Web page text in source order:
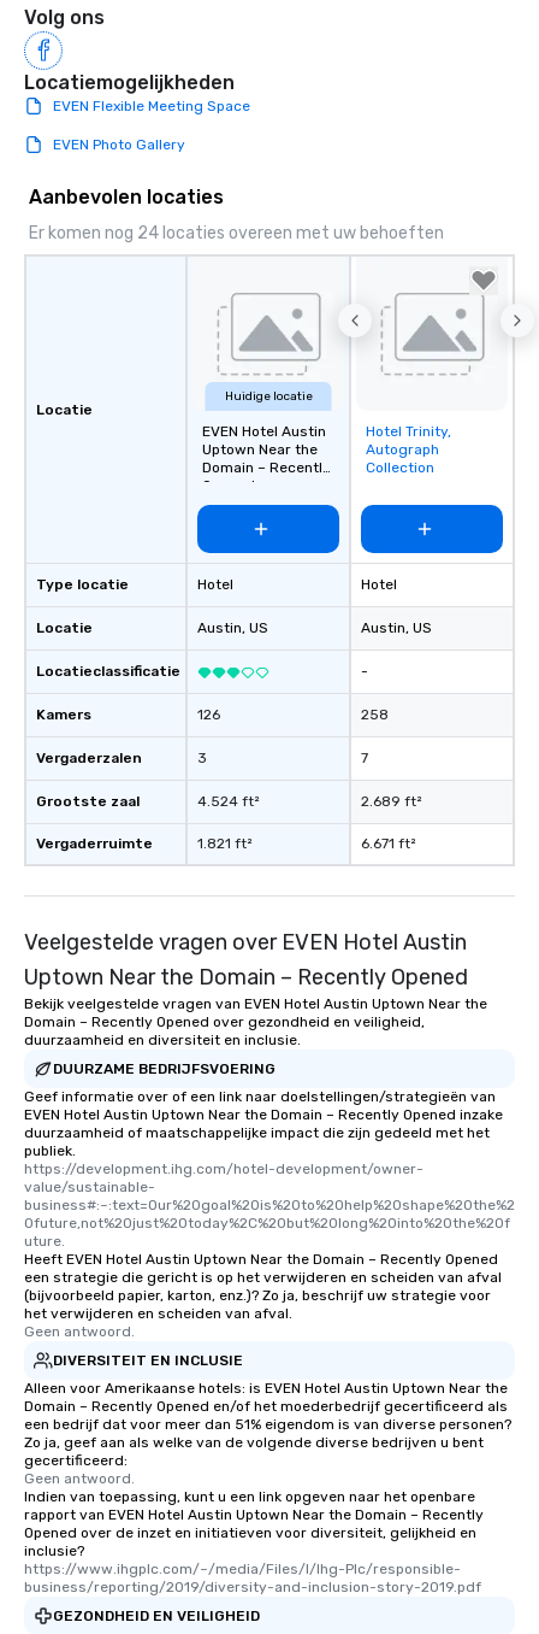
Volg ons
Locatiemogelijkheden
EVEN Flexible Meeting Space
EVEN Photo Gallery
Aanbevolen locaties
Er komen nog 24 locaties overeen met uw behoeften
Locatie
Type locatie
Locatie
Locatieclassificatie
Kamers
Vergaderzalen
Grootste zaal
Vergaderruimte
Huidige locatie
EVEN Hotel Austin
Uptown Near the
Domain – Recently
Opened
Hotel
Austin, US
126
3
4.524 ft²
1.821 ft²
Removed from
favorites
Hotel Trinity,
Autograph
Collection
Hotel
Austin, US
-
258
7
2.689 ft²
6.671 ft²
Veelgestelde vragen over EVEN Hotel Austin
Uptown Near the Domain – Recently Opened
Bekijk veelgestelde vragen van EVEN Hotel Austin Uptown Near the
Domain – Recently Opened over gezondheid en veiligheid,
duurzaamheid en diversiteit en inclusie.
DUURZAME BEDRIJFSVOERING
Geef informatie over of een link naar doelstellingen/strategieën van
EVEN Hotel Austin Uptown Near the Domain – Recently Opened inzake
duurzaamheid of maatschappelijke impact die zijn gedeeld met het
publiek.
https://development.ihg.com/hotel-development/owner-
value/sustainable-
business#:~:text=Our%20goal%20is%20to%20help%20shape%20the%2
0future,not%20just%20today%2C%20but%20long%20into%20the%20f
uture.
Heeft EVEN Hotel Austin Uptown Near the Domain – Recently Opened
een strategie die gericht is op het verwijderen en scheiden van afval
(bijvoorbeeld papier, karton, enz.)? Zo ja, beschrijf uw strategie voor
het verwijderen en scheiden van afval.
Geen antwoord.
DIVERSITEIT EN INCLUSIE
Alleen voor Amerikaanse hotels: is EVEN Hotel Austin Uptown Near the
Domain – Recently Opened en/of het moederbedrijf gecertificeerd als
een bedrijf dat voor meer dan 51% eigendom is van diverse personen?
Zo ja, geef aan als welke van de volgende diverse bedrijven u bent
gecertificeerd:
Geen antwoord.
Indien van toepassing, kunt u een link opgeven naar het openbare
rapport van EVEN Hotel Austin Uptown Near the Domain – Recently
Opened over de inzet en initiatieven voor diversiteit, gelijkheid en
inclusie?
https://www.ihgplc.com/~/media/Files/I/Ihg-Plc/responsible-
business/reporting/2019/diversity-and-inclusion-story-2019.pdf
GEZONDHEID EN VEILIGHEID